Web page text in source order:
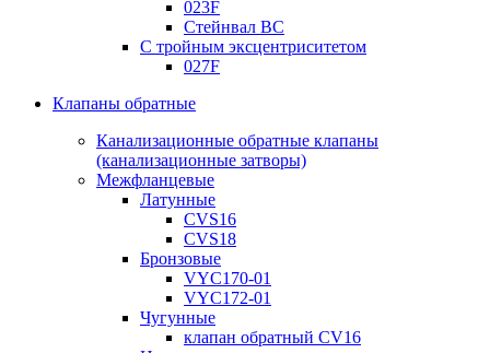
023F
Стейнвал BC
С тройным эксцентриситетом
027F
Клапаны обратные
Канализационные обратные клапаны
(канализационные затворы)
Межфланцевые
Латунные
CVS16
CVS18
Бронзовые
VYC170-01
VYC172-01
Чугунные
клапан обратный CV16